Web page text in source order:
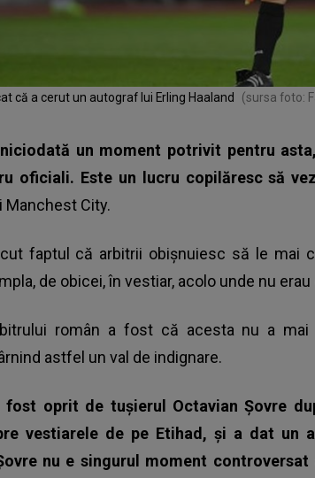
că a cerut un autograf lui Erling Haaland (sursa foto:
un moment potrivit pentru
oficiali. Este un lucru copilăresc să
Manchest City.
faptul că arbitrii obișnuiesc să le mai
de obicei, în vestiar, acolo unde nu
român a fost că acesta nu a
astfel un val de indignare.
fost oprit de tuşierul Octavian Şovre
vestiarele de pe Etihad, şi a dat un
nu e singurul moment